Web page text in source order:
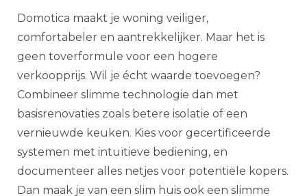
Domotica maakt je woning veiliger,
comfortabeler en aantrekkelijker. Maar het is
geen toverformule voor een hogere
verkoopprijs. Wil je écht waarde toevoegen?
Combineer slimme technologie dan met
basisrenovaties zoals betere isolatie of een
vernieuwde keuken. Kies voor gecertificeerde
systemen met intuïtieve bediening, en
documenteer alles netjes voor potentiële kopers.
Dan maak je van een slim huis ook een slimme